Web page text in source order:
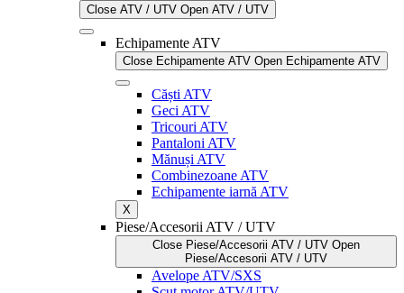
Close ATV / UTV Open ATV / UTV
Echipamente ATV
Close Echipamente ATV Open Echipamente ATV
Căști ATV
Geci ATV
Tricouri ATV
Pantaloni ATV
Mănuși ATV
Combinezoane ATV
Echipamente iarnă ATV
X
Piese/Accesorii ATV / UTV
Close Piese/Accesorii ATV / UTV Open
Piese/Accesorii ATV / UTV
Avelope ATV/SXS